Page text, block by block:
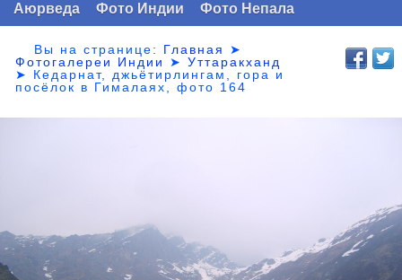
Аюрведа
Фото Индии Фото Непала
Вы на странице: Главная
➤
Фотогалереи Индии
➤Уттаракханд
➤ Кедарнат, джьётирлингам, гора и
посёлок в Гималаях, фото 164